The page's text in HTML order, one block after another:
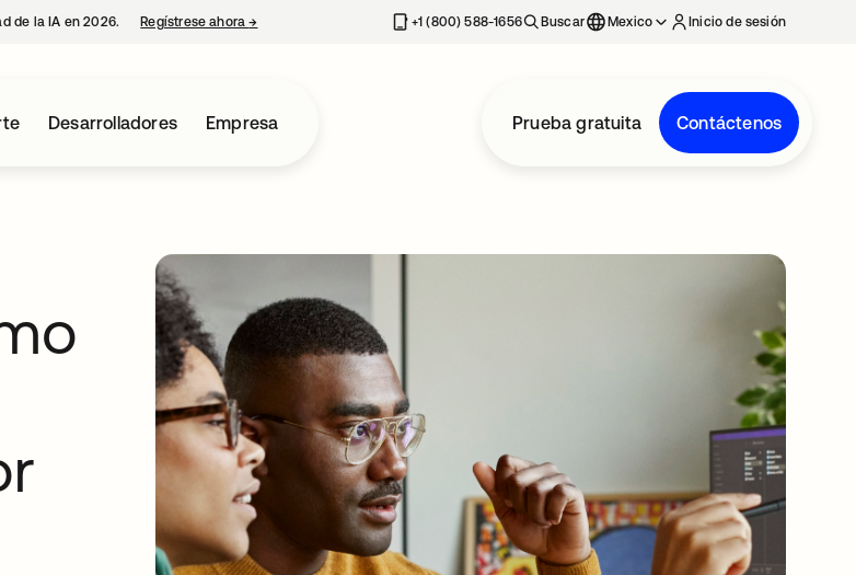
de la IA en 2026. Regístrese ahora→ se abre en una pestaña nueva+1 (800) 588-1656 Buscar Mexico Inicio de sesión
Desarrolladores Empresa Prueba gratuita Contáctenos